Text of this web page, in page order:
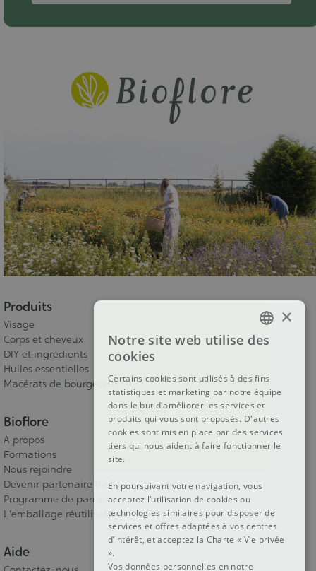
Produits
Visage
Corps et cheveux
DIY et ingrédients
Huiles essentielles
Macérats de bourgeons
Bioflore
A propos
Formations
Nous rejoindre
Devenir partenaire Bioflore
Programme de parrainage
L'emballage réutilisable RE-ZIP
Aide
FRENCH
ENGLISH
×
Notre site web utilise des
cookies
Certains cookies sont utilisés à des fins
statistiques et marketing par notre équipe
dans le but d'améliorer les services et
produits qui vous sont proposés. D'autres
cookies sont mis en place par des services
tiers qui nous aident à faire fonctionner le
site.
En poursuivant votre navigation, vous
acceptez l’utilisation de cookies ou
technologies similaires pour disposer de
services et offres adaptées à vos centres
d’intérêt, et acceptez la Charte « Vie privée
».
Vos données personnelles en notre